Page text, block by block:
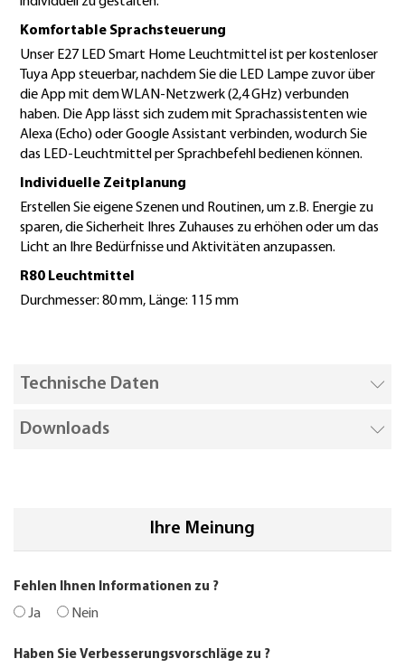
Komfortable Sprachsteuerung
Unser E27 LED Smart Home Leuchtmittel ist per kostenloser
Tuya App steuerbar, nachdem Sie die LED Lampe zuvor über
die App mit dem WLAN-Netzwerk (2,4 GHz) verbunden
haben. Die App lässt sich zudem mit Sprachassistenten wie
Alexa (Echo) oder Google Assistant verbinden, wodurch Sie
das LED-Leuchtmittel per Sprachbefehl bedienen können.
Individuelle Zeitplanung
Erstellen Sie eigene Szenen und Routinen, um z.B. Energie zu
sparen, die Sicherheit Ihres Zuhauses zu erhöhen oder um das
Licht an Ihre Bedürfnisse und Aktivitäten anzupassen.
R80 Leuchtmittel
Durchmesser: 80 mm, Länge: 115 mm
Technische Daten
Downloads
Ihre Meinung
Fehlen Ihnen Informationen zu ?
Ja Nein
Haben Sie Verbesserungsvorschläge zu ?